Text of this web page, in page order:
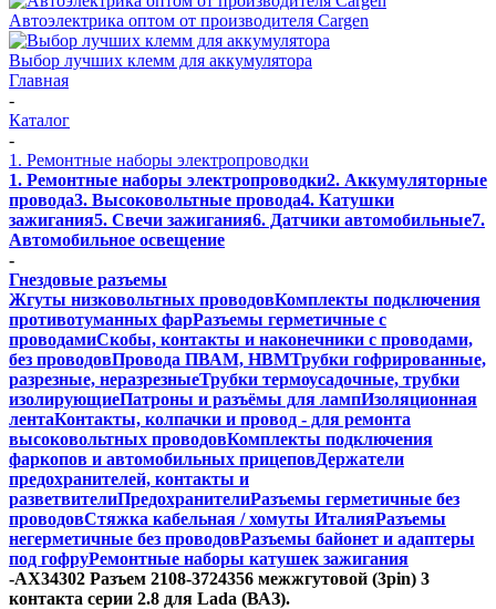
Автоэлектрика оптом от производителя Cargen
Выбор лучших клемм для аккумулятора
Главная
-
Каталог
-
1. Ремонтные наборы электропроводки
1. Ремонтные наборы электропроводки2. Аккумуляторные
провода3. Высоковольтные провода4. Катушки
зажигания5. Свечи зажигания6. Датчики автомобильные7.
Автомобильное освещение
-
Гнездовые разъемы
Жгуты низковольтных проводовКомплекты подключения
противотуманных фарРазъемы герметичные с
проводамиСкобы, контакты и наконечники с проводами,
без проводовПровода ПВАМ, НВМТрубки гофрированные,
разрезные, неразрезныеТрубки термоусадочные, трубки
изолирующиеПатроны и разъёмы для лампИзоляционная
лентаКонтакты, колпачки и провод - для ремонта
высоковольтных проводовКомплекты подключения
фаркопов и автомобильных прицеповДержатели
предохранителей, контакты и
разветвителиПредохранителиРазъемы герметичные без
проводовСтяжка кабельная / хомуты ИталияРазъемы
негерметичные без проводовРазъемы байонет и адаптеры
под гофруРемонтные наборы катушек зажигания
-AX34302 Разъем 2108-3724356 межжгутовой (3pin) 3
контакта серии 2.8 для Lada (ВАЗ).